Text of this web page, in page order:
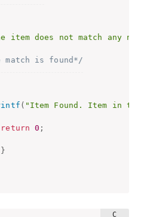
item does not match any
is found*/
( "Item Found. Item in
return 0 ;
}